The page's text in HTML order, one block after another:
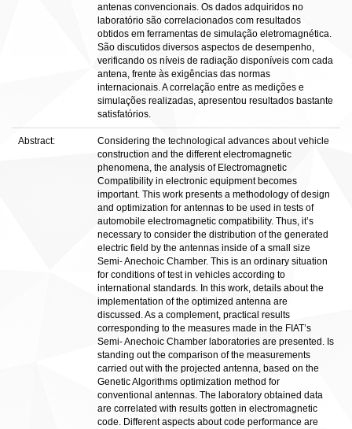
antenas convencionais. Os dados adquiridos no
laboratório são correlacionados com resultados
obtidos em ferramentas de simulação eletromagnética.
São discutidos diversos aspectos de desempenho,
verificando os níveis de radiação disponíveis com cada
antena, frente às exigências das normas
internacionais. A correlação entre as medições e
simulações realizadas, apresentou resultados bastante
satisfatórios.
Abstract:
Considering the technological advances about vehicle
construction and the different electromagnetic
phenomena, the analysis of Electromagnetic
Compatibility in electronic equipment becomes
important. This work presents a methodology of design
and optimization for antennas to be used in tests of
automobile electromagnetic compatibility. Thus, it’s
necessary to consider the distribution of the generated
electric field by the antennas inside of a small size
Semi- Anechoic Chamber. This is an ordinary situation
for conditions of test in vehicles according to
international standards. In this work, details about the
implementation of the optimized antenna are
discussed. As a complement, practical results
corresponding to the measures made in the FIAT’s
Semi- Anechoic Chamber laboratories are presented. Is
standing out the comparison of the measurements
carried out with the projected antenna, based on the
Genetic Algorithms optimization method for
conventional antennas. The laboratory obtained data
are correlated with results gotten in electromagnetic
code. Different aspects about code performance are